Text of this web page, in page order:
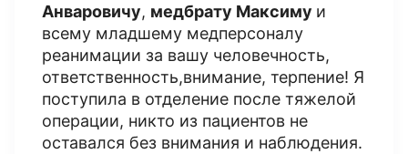
Анваровичу, медбрату Максиму и
всему младшему медперсоналу
реанимации за вашу человечность,
ответственность,внимание, терпение! Я
поступила в отделение после тяжелой
операции, никто из пациентов не
оставался без внимания и наблюдения.